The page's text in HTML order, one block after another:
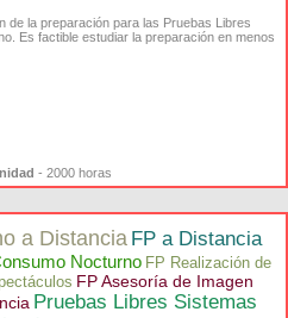
de la preparación para las Pruebas Libres
Es factible estudiar la preparación en menos
- 2000 horas
a Distancia FP a Distancia
Nocturno FP Realización de
FP Asesoría de Imagen
Pruebas Libres Sistemas